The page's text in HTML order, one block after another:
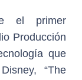
el primer
Producción
que
“The